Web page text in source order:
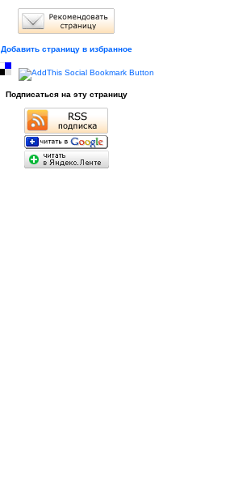
Добавить страницу в избранное
Подписаться на эту страницу